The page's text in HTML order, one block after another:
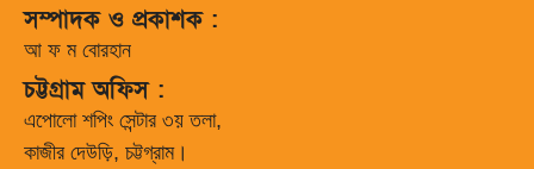
সম্পাদক ও প্রকাশক :
আ ফ ম বোরহান
চট্টগ্রাম অফিস :
এপোলো শপিং সেন্টার ৩য় তলা,
কাজীর দেউড়ি, চট্টগ্রাম।